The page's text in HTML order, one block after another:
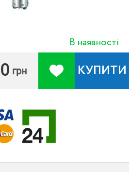
В наявності
грн КУПИТИ